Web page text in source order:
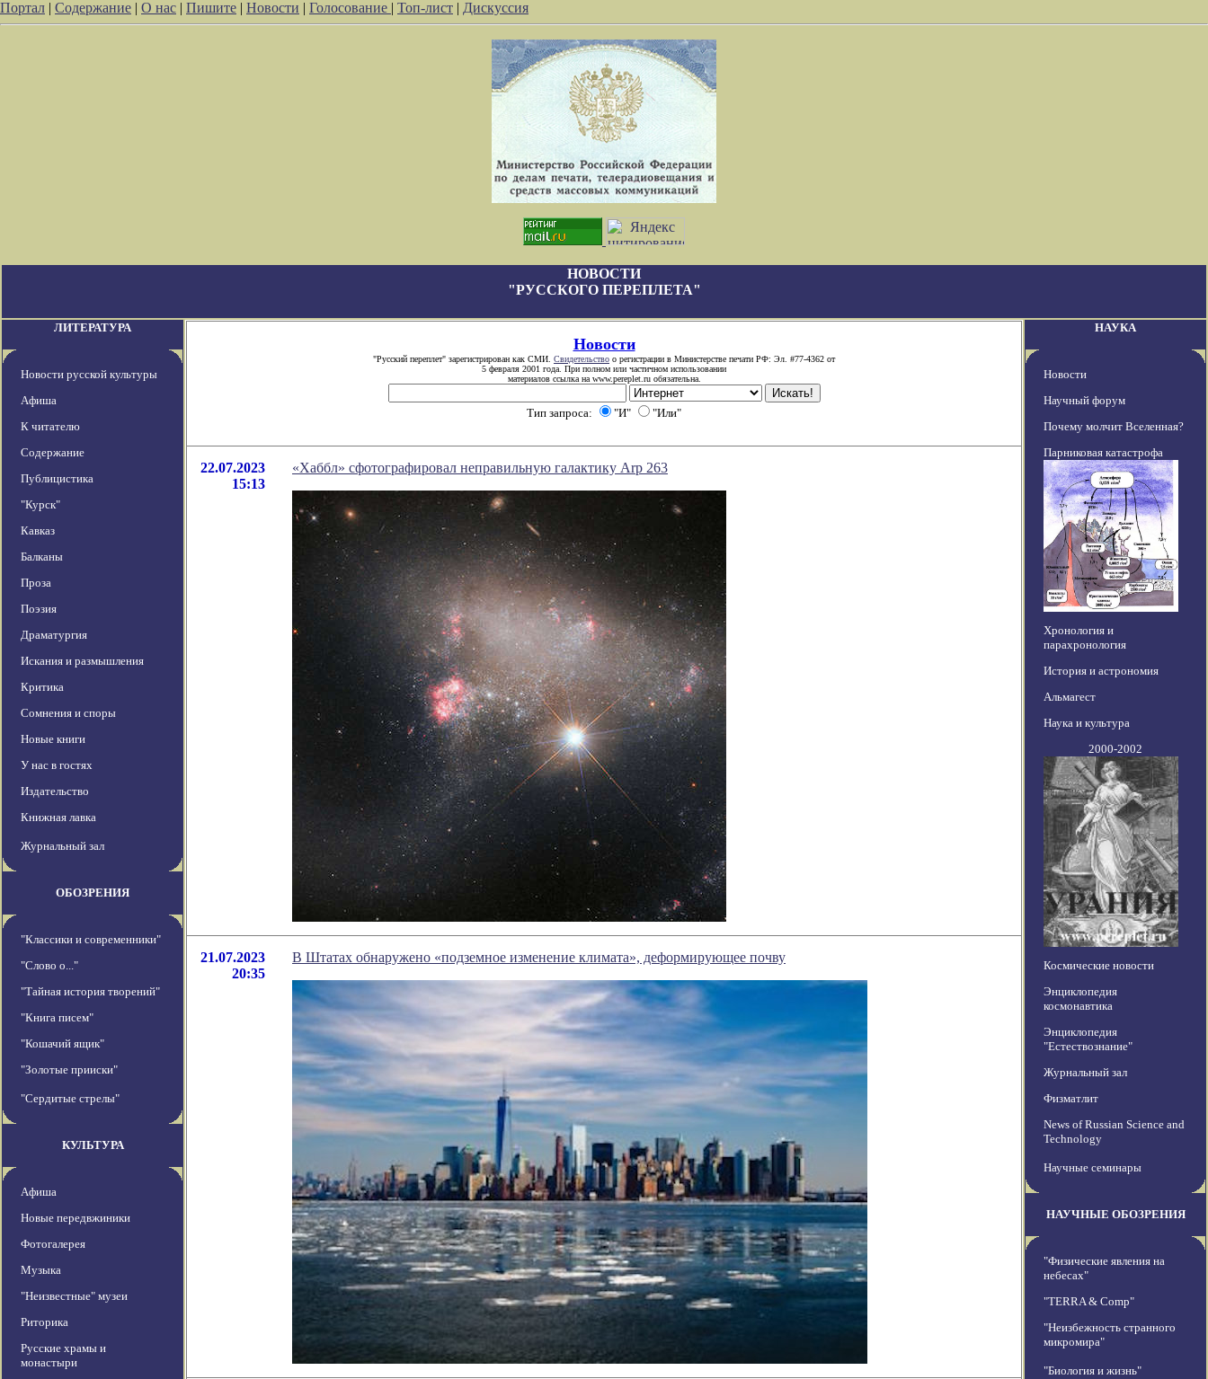
Портал | Содержание | О нас | Пишите | Новости | Голосование | Топ-лист | Дискуссия
НОВОСТИ
"РУССКОГО ПЕРЕПЛЕТА"
ЛИТЕРАТУРА
Новости русской культуры
Афиша
К читателю
Содержание
Публицистика
"Курск"
Кавказ
Балканы
Проза
Поэзия
Драматургия
Искания и размышления
Критика
Сомнения и споры
Новые книги
У нас в гостях
Издательство
Книжная лавка
Журнальный зал
ОБОЗРЕНИЯ
"Классики и современники"
"Слово о..."
"Тайная история творений"
"Книга писем"
"Кошачий ящик"
"Золотые прииски"
"Сердитые стрелы"
КУЛЬТУРА
Афиша
Новые передвжиники
Фотогалерея
Музыка
"Неизвестные" музеи
Риторика
Русские храмы и
монастыри
Новости
"Русский переплет" зарегистрирован как СМИ. Свидетельство о регистрации в Министерстве печати РФ: Эл. #77-4362 от
5 февраля 2001 года. При полном или частичном использовании
материалов ссылка на www.pereplet.ru обязательна.
Тип запроса: "И" "Или"
22.07.2023
15:13
«Хаббл» сфотографировал неправильную галактику Arp 263
21.07.2023
20:35
В Штатах обнаружено «подземное изменение климата», деформирующее почву
НАУКА
Новости
Научный форум
Почему молчит Вселенная?
Парниковая катастрофа
Хронология и
парахронология
История и астрономия
Альмагест
Наука и культура
2000-2002
Космические новости
Энциклопедия
космонавтика
Энциклопедия
"Естествознание"
Журнальный зал
Физматлит
News of Russian Science and
Technology
Научные семинары
НАУЧНЫЕ ОБОЗРЕНИЯ
"Физические явления на
небесах"
"TERRA & Comp"
"Неизбежность странного
микромира"
"Биология и жизнь"